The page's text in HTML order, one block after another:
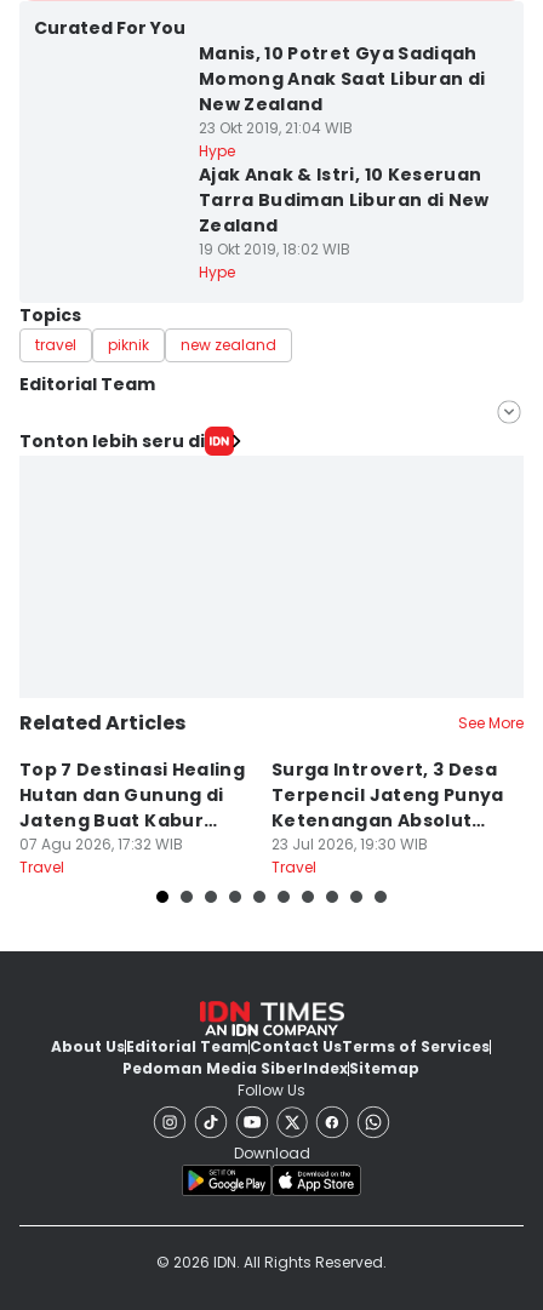
Curated For You
Manis, 10 Potret Gya Sadiqah
Momong Anak Saat Liburan di
New Zealand
23 Okt 2019, 21:04 WIB
Hype
Ajak Anak & Istri, 10 Keseruan
Tarra Budiman Liburan di New
Zealand
19 Okt 2019, 18:02 WIB
Hype
Topics
travel piknik new zealand
Editorial Team
Editor
Tonton lebih seru di
Related Articles See More
Top 7 Destinasi Healing
Hutan dan Gunung di
Jateng Buat Kabur
Sejenak, Under Rp200
Ribu
07 Agu 2026, 17:32 WIB
Travel
Surga Introvert, 3 Desa
Terpencil Jateng Punya
Ketenangan Absolut
Untuk Disconect
23 Jul 2026, 19:30 WIB
Travel
About UsEditorial TeamContact UsTerms of Services
Pedoman Media SiberIndexSitemap
Follow Us
Download
© 2026 IDN. All Rights Reserved.